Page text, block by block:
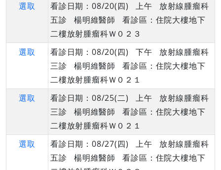
選取
看診日期：08/20(四) 上午 放射線腫瘤科
五診 楊明維醫師 看診區：住院大樓地下
二樓放射腫瘤科Ｗ０２３
選取
看診日期：08/20(四) 下午 放射線腫瘤科
三診 楊明維醫師 看診區：住院大樓地下
二樓放射腫瘤科Ｗ０２１
選取
看診日期：08/25(二) 上午 放射線腫瘤科
三診 楊明維醫師 看診區：住院大樓地下
二樓放射腫瘤科Ｗ０２１
選取
看診日期：08/27(四) 上午 放射線腫瘤科
五診 楊明維醫師 看診區：住院大樓地下